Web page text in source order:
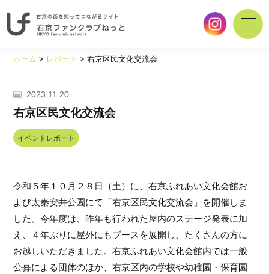
を
知
て
る
イ
｜
右
京
ホーム > レポート >右京区民文化交流会
2023.11.20
右京区民文化交流会
イベントレポート
令和５年１０月２８日（土）に、右京ふれあい文化会館お
よび太秦安井公園にて「右京区民文化交流会」を開催しま
した。今年度は、昨年も行われた屋内のステージ発表に加
え、４年ぶりに屋外にもブースを展開し、たくさんの方に
お越しいただきました。右京ふれあい文化会館内では一般
公募による団体のほか、右京区内の学校や幼稚園・保育園